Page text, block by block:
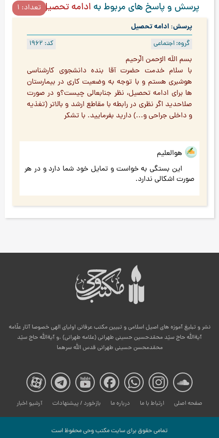
پرسش و پاسخ های مربوط به ادامه تحصیل تعداد: 1
پرسش: ادامه تحصیل
کد: 1962 گروه: اجتماعی
بسم اللَه الرّحمن الّرحیم
با سلام خدمت حضرت آقا بنده دانشجوی کارشناسی
هوشبری هستم و با توجه به وضعیت کاری در بیمارستان
ها برای ادامه تحصیل، نظر جنابعالی چیست؟و در صورت
صلاحدید اگر نظری در رابطه با مقاطع ارشد و بالاتر (تغذیه
و داخلی جراحی و...) دارید بفرمایید. با تشکر
هوالعلیم
این بستگی به خواست و تمایل خود شما دارد و در هر
صورت اشکالی ندارد.
نشر و تبلیغ آموزه های اصیل اسلامی و تبیین مکتب عرفانی اولیای الهی خصوصا آثار علّامه
آیةالله حاج سیّد محمّدحسین حسینی طهرانی (علامه طهرانی) .و آیةالله حاج سیّد
محمّدمحسن حسینی طهرانی قدس الله سرهما
صفحه
مکتب
صفحه
مکتب
صفحه
مکتب
صفحه
مکتب
صفحه
مکتب
صفحه اصلی ارتباط با ما درباره ما بازخورد / پیشنهادات آرشیو اخبار
تمامی حقوق برای سایت مكتب وحی محفوظ است